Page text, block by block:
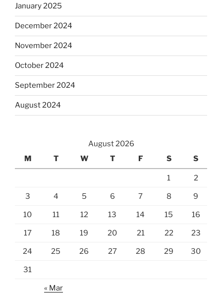
January 2025
December 2024
November 2024
October 2024
September 2024
August 2024
August 2026
M
T W T F S S
1 2
3 4 5 6 7 8 9
10 11 12 13 14 15 16
17 18 19 20 21 22 23
24 25 26 27 28 29 30
31
« Mar